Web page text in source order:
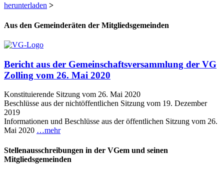
herunterladen >
Aus den Gemeinderäten der Mitgliedsgemeinden
Bericht aus der Gemeinschaftsversammlung der VG
Zolling vom 26. Mai 2020
Konstituierende Sitzung vom 26. Mai 2020
Beschlüsse aus der nichtöffentlichen Sitzung vom 19. Dezember
2019
Informationen und Beschlüsse aus der öffentlichen Sitzung vom 26.
Mai 2020 …mehr
Stellenausschreibungen in der VGem und seinen
Mitgliedsgemeinden